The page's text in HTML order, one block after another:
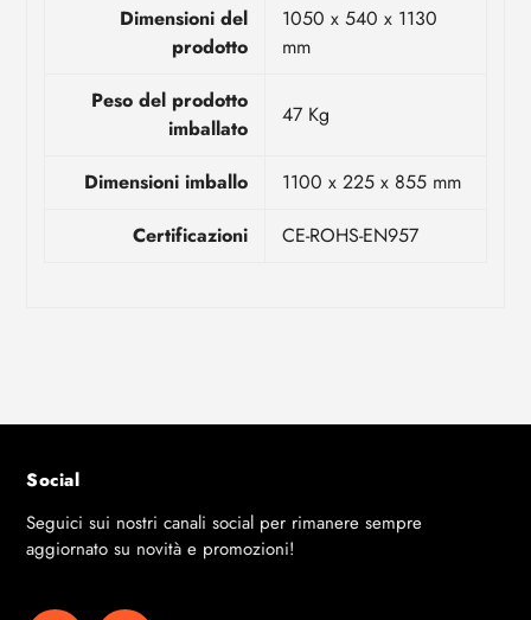
Dimensioni del
prodotto
1050 x 540 x 1130
mm
Peso del prodotto
imballato
47 Kg
Dimensioni imballo
1100 x 225 x 855 mm
Certificazioni
CE-ROHS-EN957
Social
Seguici sui nostri canali social per rimanere sempre
aggiornato su novità e promozioni!